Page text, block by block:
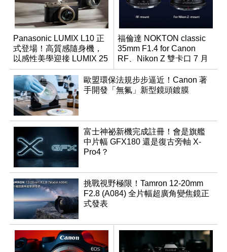
Panasonic LUMIX L10 正
式登場！高質感隨身機，
以感性美學迎接 LUMIX 25
週年
福倫達 NOKTON classic
35mm F1.4 for Canon
RF、Nikon Z 雙卡口 7 月
同步登台
歐盟環保法規步步逼近！Canon 著
手開發「無氟」新型鏡頭鍍膜
富士神祕新機完成註冊！會是旗艦
中片幅 GFX180 還是復古旁軸 X-
Pro4？
挑戰視野極限！Tamron 12-20mm
F2.8 (A084) 全片幅超廣角變焦鏡正
式發表